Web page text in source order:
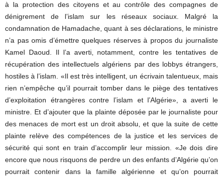
à la protection des citoyens et au contrôle des compagnes de
dénigrement de l’islam sur les réseaux sociaux. Malgré la
condamnation de Hamadache, quant à ses déclarations, le ministre
n’a pas omis d’émettre quelques réserves à propos du journaliste
Kamel Daoud. Il l’a averti, notamment, contre les tentatives de
récupération des intellectuels algériens par des lobbys étrangers,
hostiles à l’islam. «Il est très intelligent, un écrivain talentueux, mais
rien n’empêche qu’il pourrait tomber dans le piège des tentatives
d’exploitation étrangères contre l’islam et l’Algérie», a averti le
ministre. Et d’ajouter que la plainte déposée par le journaliste pour
des menaces de mort est un droit absolu, et que la suite de cette
plainte relève des compétences de la justice et les services de
sécurité qui sont en train d’accomplir leur mission. «Je dois dire
encore que nous risquons de perdre un des enfants d’Algérie qu’on
pourrait contenir dans la famille algérienne et qu’on pourrait